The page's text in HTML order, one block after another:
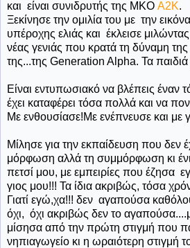
και είναι συνιδρυτής της ΜΚΟ A2K.
Ξεκίνησε την ομιλία του με την
υπέροχης ελιάς και έκλεισε μιλώντας
νέας γενιάς που κρατά τη δύναμη
της...της Generation Alpha. Τα
Είναι εντυπωσιακό να βλέπεις
έχει καταφέρει τόσα πολλά και να
Με ενθουσίασε!Με ενέπνευσε και με
Μίλησε για την εκπαίδευση που δεν
μόρφωση αλλά τη συμμόρφωση κι
πετσί μου, με εμπειρίες που έζησα
γιος μου!!! Τα ίδια ακριβώς, τόσα
Γιατί εγώ,χα!!! δεν αγαπούσα
όχι, όχι ακριβώς δεν το
μίσησα από την πρώτη στιγμή που
νηπιαγωγείο κι η ωραιότερη στιγμή